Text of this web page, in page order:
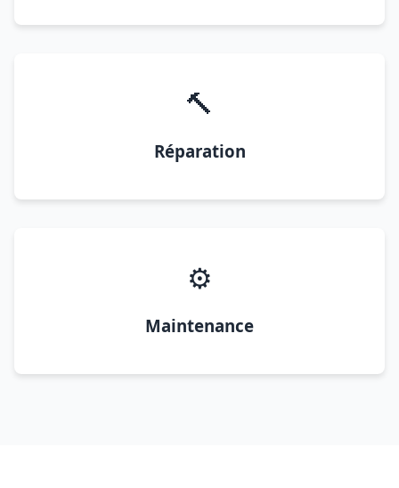
🔨
Réparation
⚙️
Maintenance